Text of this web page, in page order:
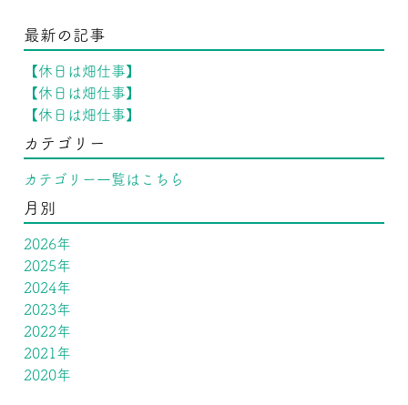
最新の記事
【休日は畑仕事】
【休日は畑仕事】
【休日は畑仕事】
カテゴリー
カテゴリー一覧はこちら
月別
2026年
2025年
2024年
2023年
2022年
2021年
2020年